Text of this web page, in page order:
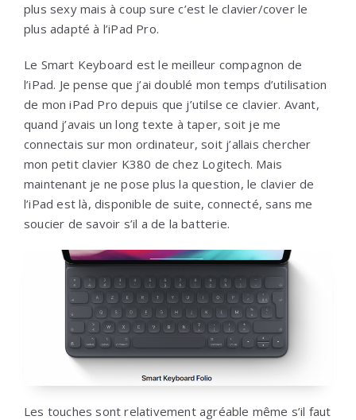
plus sexy mais à coup sure c’est le clavier/cover le
plus adapté à l’iPad Pro.
Le Smart Keyboard est le meilleur compagnon de
l’iPad. Je pense que j’ai doublé mon temps d’utilisation
de mon iPad Pro depuis que j’utilse ce clavier. Avant,
quand j’avais un long texte à taper, soit je me
connectais sur mon ordinateur, soit j’allais chercher
mon petit clavier K380 de chez Logitech. Mais
maintenant je ne pose plus la question, le clavier de
l’iPad est là, disponible de suite, connecté, sans me
soucier de savoir s’il a de la batterie.
Les touches sont relativement agréable même s’il faut